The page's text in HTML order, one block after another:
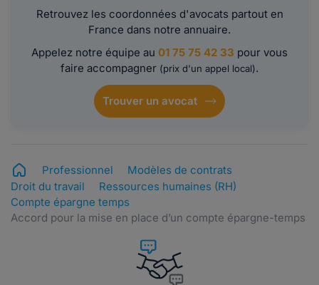
Retrouvez les coordonnées d'avocats partout en
France dans notre annuaire.
Appelez notre équipe au 01 75 75 42 33 pour vous
faire accompagner (prix d'un appel local).
Trouver un avocat
Professionnel
Modèles de contrats
Droit du travail
Ressources humaines (RH)
Compte épargne temps
Accord pour la mise en place d’un compte épargne-temps